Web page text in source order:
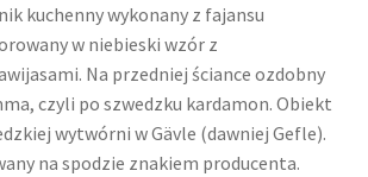
kuchenny wykonany z fajansu
w niebieski wzór z
Na przedniej ściance ozdobny
czyli po szwedzku kardamon. Obiekt
wytwórni w Gävle (dawniej Gefle).
na spodzie znakiem producenta.